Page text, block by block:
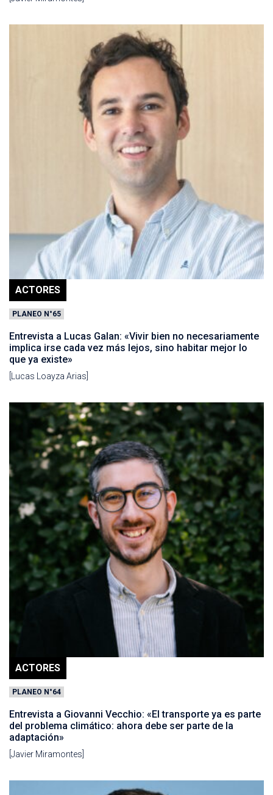
ACTORES
PLANEO N°65
Entrevista a Lucas Galan: «Vivir bien no necesariamente
implica irse cada vez más lejos, sino habitar mejor lo
que ya existe»
[Lucas Loayza Arias]
ACTORES
PLANEO N°64
Entrevista a Giovanni Vecchio: «El transporte ya es parte
del problema climático: ahora debe ser parte de la
adaptación»
[Javier Miramontes]